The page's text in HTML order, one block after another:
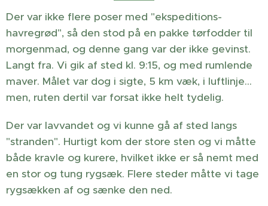
Der var ikke flere poser med "ekspeditions-
havregrød", så den stod på en pakke tørfodder til
morgenmad, og denne gang var der ikke gevinst.
Langt fra. Vi gik af sted kl. 9:15, og med rumlende
maver. Målet var dog i sigte, 5 km væk, i luftlinje…
men, ruten dertil var forsat ikke helt tydelig.
Der var lavvandet og vi kunne gå af sted langs
"stranden". Hurtigt kom der store sten og vi måtte
både kravle og kurere, hvilket ikke er så nemt med
en stor og tung rygsæk. Flere steder måtte vi tage
rygsækken af og sænke den ned.